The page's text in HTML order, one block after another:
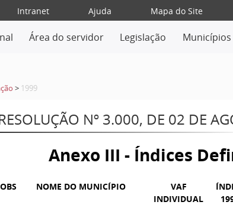
Intranet Ajuda Mapa do Site
Área do servidor Legislação Municípios
> 1999
Nº 3.000, DE 02 DE
Anexo III - Índices
OBS NOME DO MUNICÍPIO
VAF
INDIVIDUAL